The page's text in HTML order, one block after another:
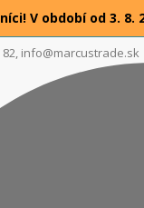
V období od 3. 8.
info@marcustrade.sk